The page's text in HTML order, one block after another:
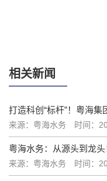
相关新闻
打造科创“标杆”！粤海
来源：粤海水务 时间：
粤海水务：从源头到龙
来源：粤海水务 时间：